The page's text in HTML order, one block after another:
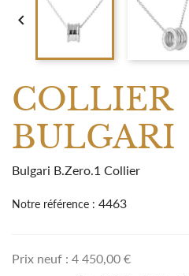

COLLIER
BULGARI
Bulgari B.Zero.1 Collier
Notre référence : 4463
Prix neuf : 4 450,00 €